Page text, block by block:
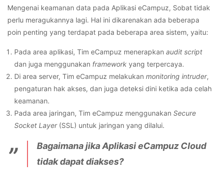
Mengenai keamanan data pada Aplikasi eCampuz, Sobat tidak
perlu meragukannya lagi. Hal ini dikarenakan ada beberapa
poin penting yang terdapat pada beberapa area sistem, yaitu:
Pada area aplikasi, Tim eCampuz menerapkan audit script
dan juga menggunakan framework yang terpercaya.
Di area server, Tim eCampuz melakukan monitoring intruder,
pengaturan hak akses, dan juga deteksi dini ketika ada celah
keamanan.
Pada area jaringan, Tim eCampuz menggunakan Secure
Socket Layer(SSL) untuk jaringan yang dilalui.
Bagaimana jika Aplikasi eCampuz Cloud
tidak dapat diakses?